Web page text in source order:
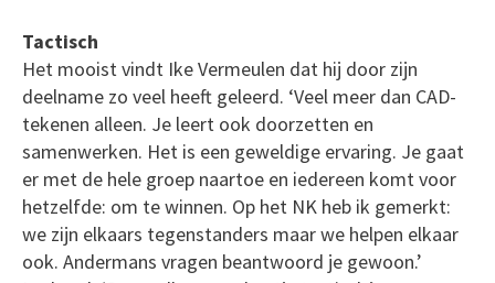
Tactisch
Het mooist vindt Ike Vermeulen dat hij door zijn
deelname zo veel heeft geleerd. ‘Veel meer dan CAD-
tekenen alleen. Je leert ook doorzetten en
samenwerken. Het is een geweldige ervaring. Je gaat
er met de hele groep naartoe en iedereen komt voor
hetzelfde: om te winnen. Op het NK heb ik gemerkt:
we zijn elkaars tegenstanders maar we helpen elkaar
ook. Andermans vragen beantwoord je gewoon.’